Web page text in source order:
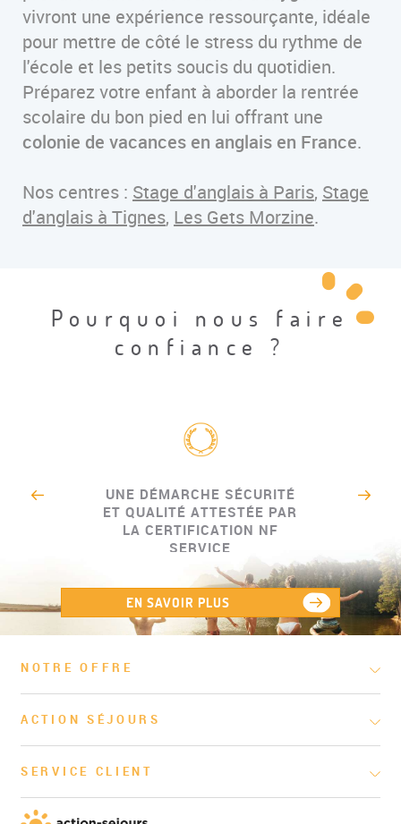
vivront une expérience ressourçante, idéale
pour mettre de côté le stress du rythme de
l'école et les petits soucis du quotidien.
Préparez votre enfant à aborder la rentrée
scolaire du bon pied en lui offrant une
colonie de vacances en anglais en France.
Nos centres : Stage d'anglais à Paris, Stage
d'anglais à Tignes, Les Gets Morzine.
Pourquoi nous faire
confiance ?
UNE DÉMARCHE SÉCURITÉ
ET QUALITÉ ATTESTÉE PAR
LA CERTIFICATION NF
SERVICE
EN SAVOIR PLUS
NOTRE OFFRE
ACTION SÉJOURS
SERVICE CLIENT